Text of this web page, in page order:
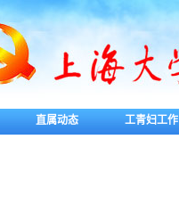
直属动态 工青妇工作